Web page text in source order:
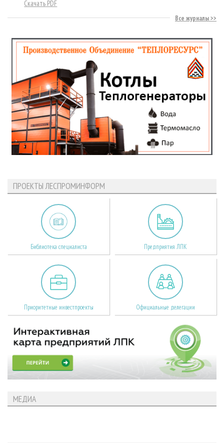
Скачать PDF
Все журналы
ПРОЕКТЫ ЛЕСПРОМИНФОРМ
Библиотека специалиста Предприятия ЛПК
Приоритетные инвестпроекты Официальные делегации
МЕДИА